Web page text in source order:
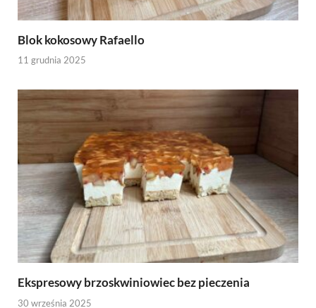
Blok kokosowy Rafaello
11 grudnia 2025
Ekspresowy brzoskwiniowiec bez pieczenia
30 września 2025